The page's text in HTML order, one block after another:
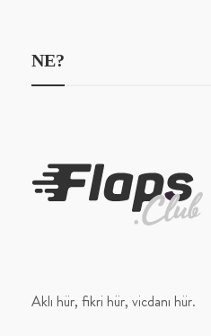
NE?
Aklı hür, fikri hür, vicdanı hür.